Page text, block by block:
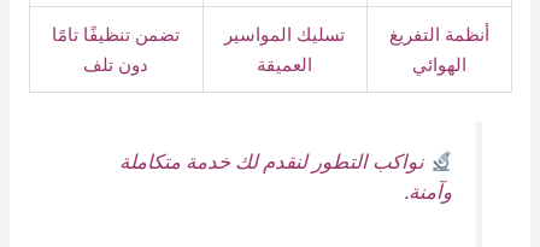
أنظمة التفريغ
الهوائي
تسليك المواسير
العميقة
تضمن تنظيفًا تامًا
دون تلف
نواكب التطور لنقدم لك خدمة متكاملة
وآمنة.